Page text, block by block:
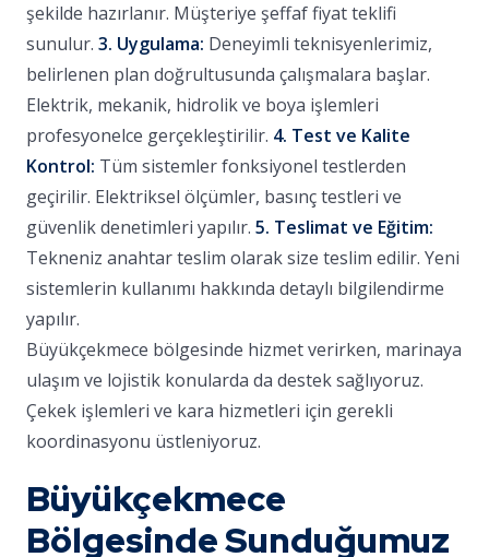
şekilde hazırlanır. Müşteriye şeffaf fiyat teklifi
sunulur. 3. Uygulama: Deneyimli teknisyenlerimiz,
belirlenen plan doğrultusunda çalışmalara başlar.
Elektrik, mekanik, hidrolik ve boya işlemleri
profesyonelce gerçekleştirilir. 4. Test ve Kalite
Kontrol: Tüm sistemler fonksiyonel testlerden
geçirilir. Elektriksel ölçümler, basınç testleri ve
güvenlik denetimleri yapılır. 5. Teslimat ve Eğitim:
Tekneniz anahtar teslim olarak size teslim edilir. Yeni
sistemlerin kullanımı hakkında detaylı bilgilendirme
yapılır.
Büyükçekmece bölgesinde hizmet verirken, marinaya
ulaşım ve lojistik konularda da destek sağlıyoruz.
Çekek işlemleri ve kara hizmetleri için gerekli
koordinasyonu üstleniyoruz.
Büyükçekmece
Bölgesinde Sunduğumuz